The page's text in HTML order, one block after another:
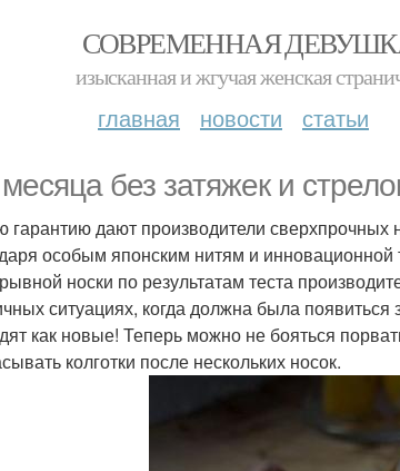
СОВРЕМЕННАЯ
изысканная и жгучая женская
главная новости статьи
без затяжек и
гарантию дают производители сверхпрочных
особым японским нитям и
носки по результатам теста
ситуациях, когда должна была
как новые! Теперь можно не бояться
колготки после нескольких носок.